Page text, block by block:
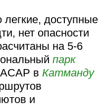
легкие, доступные
нет опасности
на 5-6
парк
АСАР вКатманду
и